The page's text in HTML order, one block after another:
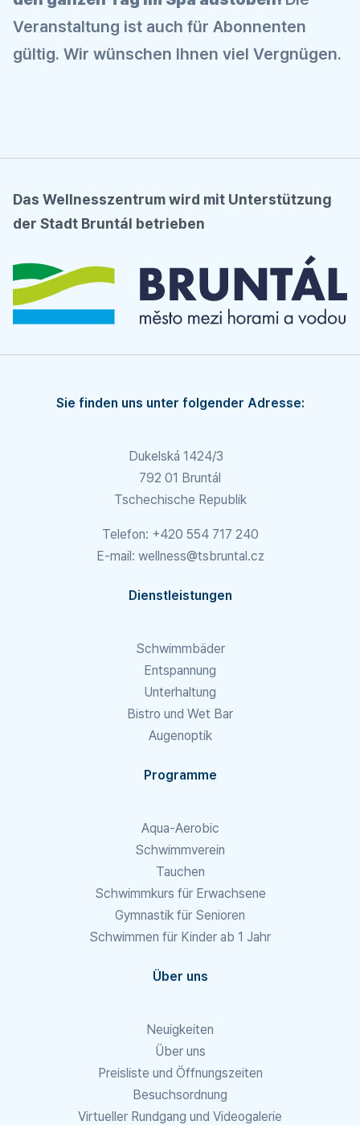
Veranstaltung ist auch für Abonnenten
gültig. Wir wünschen Ihnen viel Vergnügen.
Das Wellnesszentrum wird mit Unterstützung
der Stadt Bruntál betrieben
Sie finden uns unter folgender Adresse:
Dukelská 1424/3
792 01 Bruntál
Tschechische Republik
Telefon: +420 554 717 240
E-mail: wellness@tsbruntal.cz
Dienstleistungen
Schwimmbäder
Entspannung
Unterhaltung
Bistro und Wet Bar
Augenoptik
Programme
Aqua-Aerobic
Schwimmverein
Tauchen
Schwimmkurs für Erwachsene
Gymnastik für Senioren
Schwimmen für Kinder ab 1 Jahr
Über uns
Neuigkeiten
Über uns
Preisliste und Öffnungszeiten
Besuchsordnung
Virtueller Rundgang und Videogalerie